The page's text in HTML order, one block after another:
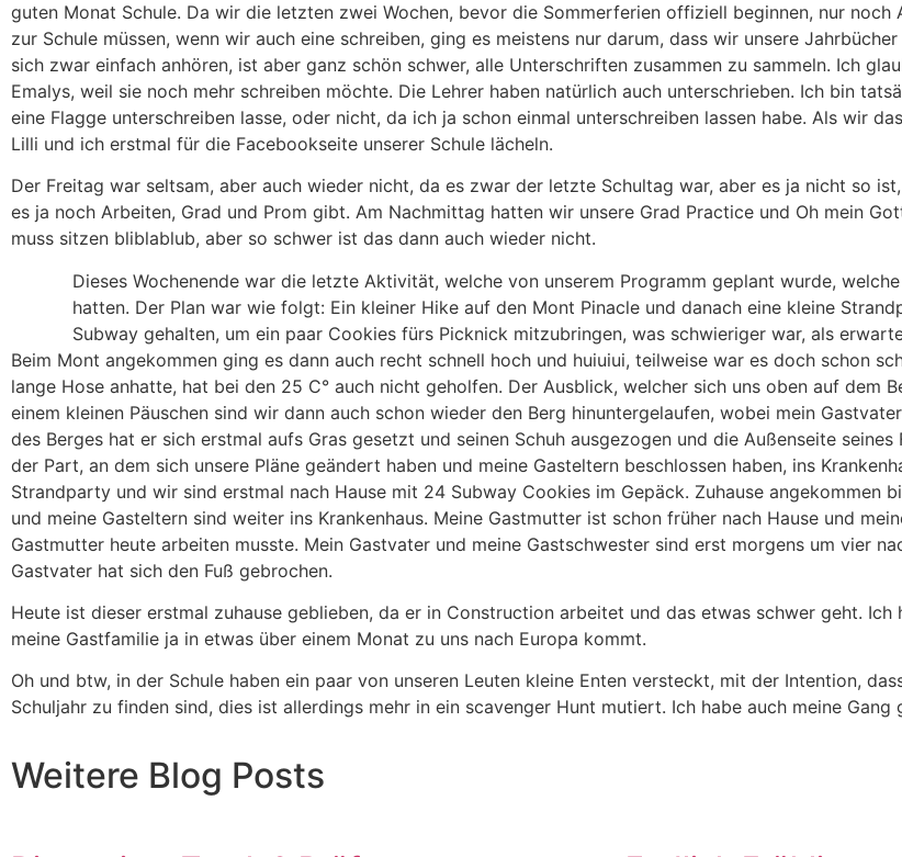
guten Monat Schule. Da wir die letzten zwei Wochen, bevor die Sommerferien offiziell beginnen, nur
zur Schule müssen, wenn wir auch eine schreiben, ging es meistens nur darum, dass wir unsere
sich zwar einfach anhören, ist aber ganz schön schwer, alle Unterschriften zusammen zu sammeln. Ich
Emalys, weil sie noch mehr schreiben möchte. Die Lehrer haben natürlich auch unterschrieben. Ich bin
eine Flagge unterschreiben lasse, oder nicht, da ich ja schon einmal unterschreiben lassen habe. Als wir
Lilli und ich erstmal für die Facebookseite unserer Schule lächeln.
Der Freitag war seltsam, aber auch wieder nicht, da es zwar der letzte Schultag war, aber es ja nicht so
es ja noch Arbeiten, Grad und Prom gibt. Am Nachmittag hatten wir unsere Grad Practice und Oh mein
muss sitzen bliblablub, aber so schwer ist das dann auch wieder nicht.
Dieses Wochenende war die letzte Aktivität, welche von unserem Programm geplant wurde,
hatten. Der Plan war wie folgt: Ein kleiner Hike auf den Mont Pinacle und danach eine kleine
Subway gehalten, um ein paar Cookies fürs Picknick mitzubringen, was schwieriger war, als
Beim Mont angekommen ging es dann auch recht schnell hoch und huiuiui, teilweise war es doch schon
lange Hose anhatte, hat bei den 25 C° auch nicht geholfen. Der Ausblick, welcher sich uns oben auf dem
einem kleinen Päuschen sind wir dann auch schon wieder den Berg hinuntergelaufen, wobei mein
des Berges hat er sich erstmal aufs Gras gesetzt und seinen Schuh ausgezogen und die Außenseite
der Part, an dem sich unsere Pläne geändert haben und meine Gasteltern beschlossen haben, ins
Strandparty und wir sind erstmal nach Hause mit 24 Subway Cookies im Gepäck. Zuhause angekommen
und meine Gasteltern sind weiter ins Krankenhaus. Meine Gastmutter ist schon früher nach Hause und
Gastmutter heute arbeiten musste. Mein Gastvater und meine Gastschwester sind erst morgens um vier
Gastvater hat sich den Fuß gebrochen.
Heute ist dieser erstmal zuhause geblieben, da er in Construction arbeitet und das etwas schwer geht. Ich
meine Gastfamilie ja in etwas über einem Monat zu uns nach Europa kommt.
Oh und btw, in der Schule haben ein paar von unseren Leuten kleine Enten versteckt, mit der Intention,
Schuljahr zu finden sind, dies ist allerdings mehr in ein scavenger Hunt mutiert. Ich habe auch meine Gang
Weitere Blog Posts